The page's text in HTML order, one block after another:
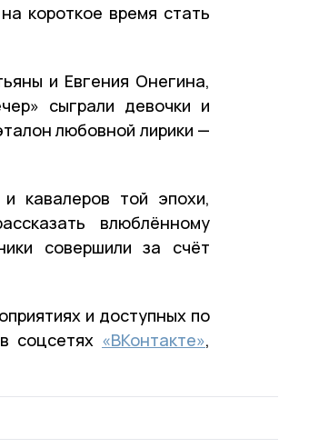
короткое время стать
и Евгения Онегина,
сыграли девочки и
любовной лирики —
кавалеров той эпохи,
влюблённому
совершили за счёт
и доступных по
соцсетях «ВКонтакте»,